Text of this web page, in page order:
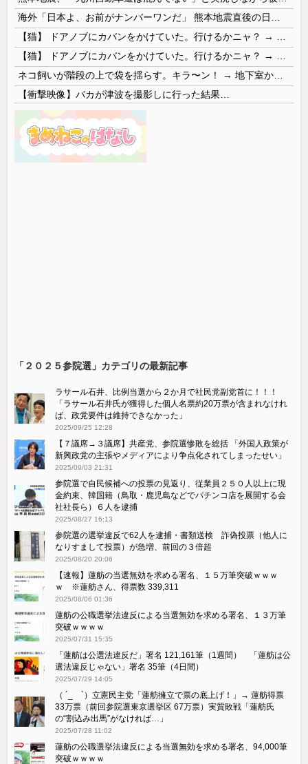
【衝撃映像】バカが津波を撮影しに行った結果…
「２０２５参院選」カテゴリの最新記事
ラサール石井、比例当選から２か月で社民党副党首に！！！
「ラサール石井氏が獲得した個人名票約20万票が含まれなけれ
ば、政党要件は維持できなかった」
2025/09/25 12:28
【７議席→３議席】共産党、参院選惨敗を総括 「外国人政策が
新興政党の主張やメディアにより争点化されてしまったせい」
2025/09/03 21:31
参院選で自民候補への投票の見返り、従業員２５０人以上に現
金約束、韓国籍（鳥取・鹿児島などでパチンコ店を展開する会
社社長ら）６人を逮捕
2025/08/27 16:13
参院選の選挙違反で62人を逮捕・書類送検 詐偽投票（他人に
なりすまして投票）が急増、前回の３倍超
2025/08/20 20:06
【速報】蓮舫の当選無効を求める署名、１５万筆突破ｗｗｗ
ｗ ※蓮舫さん、得票数 339,311
2025/08/06 01:36
蓮舫の公職選挙法違反による当選無効を求める署名、１３万筆
突破ｗｗｗｗ
2025/07/31 15:35
「蓮舫は公選法違反だ」署名 121,161筆（1週間） 「蓮舫は公
選法違反じゃない」署名 35筆（4日間）
2025/07/29 14:05
（ ´_ゝ`）立憲民主党「蓮舫擁立で票の底上げ！」→ 蓮舫得票
33万票（前回参院選東京選挙区 67万票）実質敗戦「蓮舫氏
の“割込み出馬”がなければ…」
2025/07/28 11:02
蓮舫の公職選挙法違反による当選無効を求める署名、94,000筆
突破ｗｗｗｗ